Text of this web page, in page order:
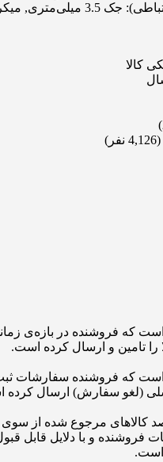
جک 3.5 میلی‌متری,
کالا
(4,126 نفر)
است که فروشنده در بازه‌ی
را تامین و ارسال کرده است.
آن است که فروشنده سفارشات
(لغو سفارش) ارسال کرده
کالاهای مرجوع شده از
فروشنده و با دلایل قابل